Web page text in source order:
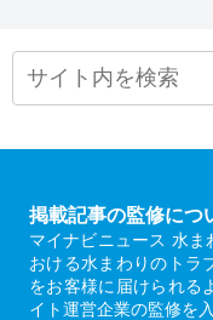
掲載記事の監修につ
マイナビニュース 水ま
おける水まわりのトラ
をお客様に届けられる
イト運営企業の監修を